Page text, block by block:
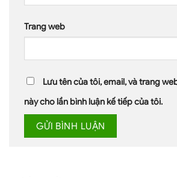
Trang web
Lưu tên của tôi, email, và trang
này cho lần bình luận kế tiếp của tôi.